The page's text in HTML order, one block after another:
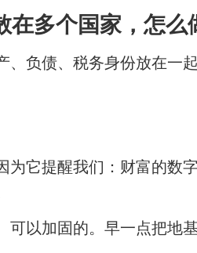
多个国家，怎么
、负债、税务身份放在一
为它提醒我们：财富的数
以加固的。早一点把地